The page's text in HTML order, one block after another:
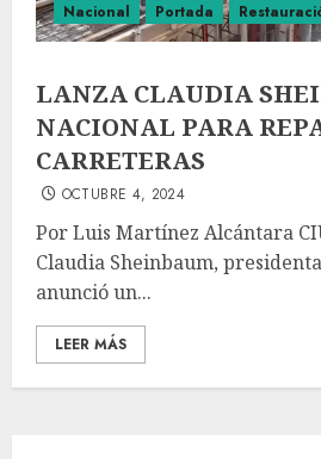
Nacional Portada
LANZA CLAUDIA
NACIONAL PARA
CARRETERAS
OCTUBRE 4, 2024
Por Luis Martínez Alcántara
Claudia Sheinbaum,
anunció un...
LEER MÁS